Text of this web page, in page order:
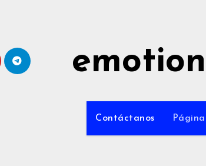
Contáctanos